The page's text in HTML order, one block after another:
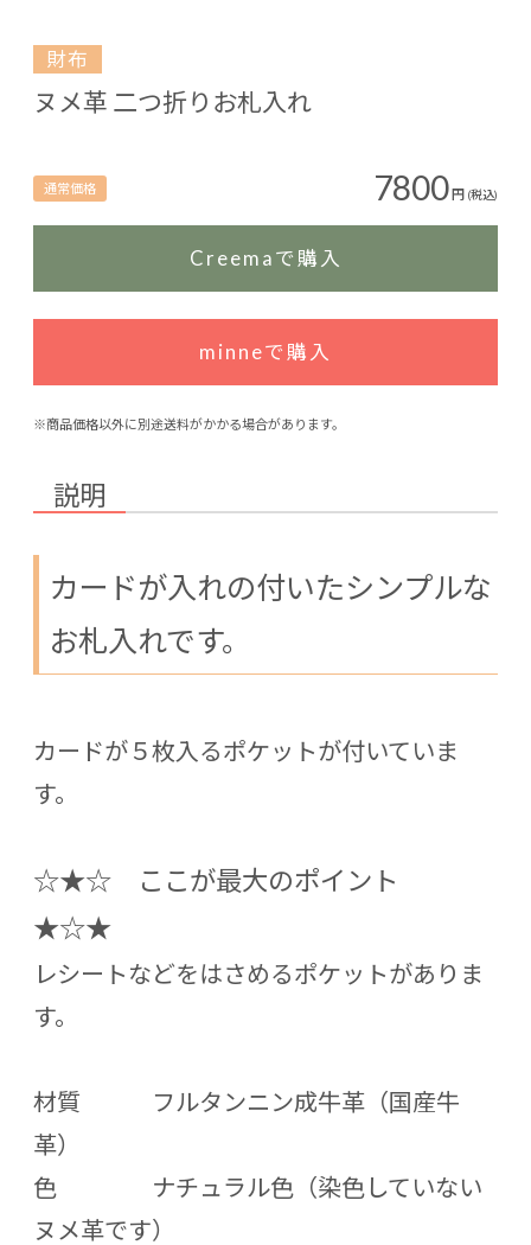
財布
ヌメ革 二つ折りお札入れ
通常価格 7800円 (税込)
Creemaで購入
minneで購入
※商品価格以外に別途送料がかかる場合があります。
説明
カードが入れの付いたシンプルな
お札入れです。
カードが５枚入るポケットが付いていま
す。
☆★☆ ここが最大のポイント
★☆★
レシートなどをはさめるポケットがありま
す。
材質 フルタンニン成牛革（国産牛
革）
色 ナチュラル色（染色していない
ヌメ革です）